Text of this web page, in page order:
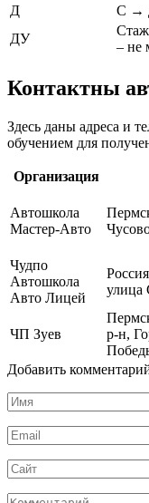
Д
С →
ДУ
– не
Контактны
Здесь даны адреса и
обучением для
Организация
Автошкола
Мастер-Авто
Чудпо
Автошкола
Авто Лицей
улица
ЧП Зуев
р-н,
Добавить
Имя
*
Email
*
Сайт